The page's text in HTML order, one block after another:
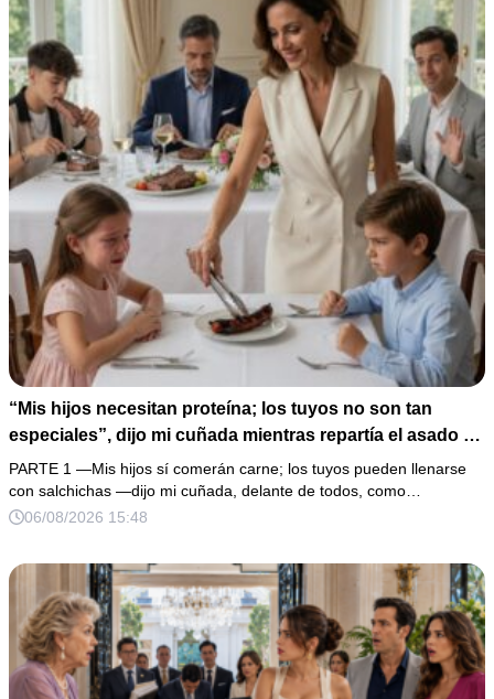
“Mis hijos necesitan proteína; los tuyos no son tan
especiales”, dijo mi cuñada mientras repartía el asado y
hacía llorar a mi hija. Mi esposo me pidió que no armara
un escándalo, así que guardé silencio, terminé un pastel
de boda de 8,000 pesos y coloqué sobre la mesa un
PARTE 1 —Mis hijos sí comerán carne; los tuyos pueden llenarse
con salchichas —dijo mi cuñada, delante de todos, como…
06/08/2026 15:48